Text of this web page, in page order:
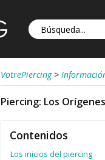
VotrePiercing >
Piercing: Los
Contenidos
Los inicios del piercing